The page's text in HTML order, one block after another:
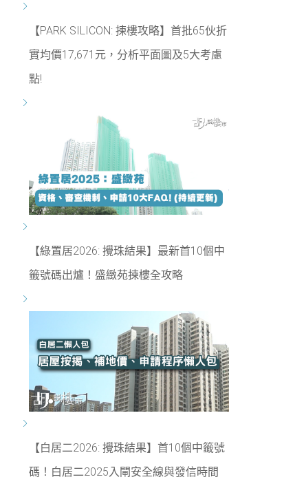
【PARK SILICON: 揀樓攻略】首批65伙折
實均價17,671元，分析平面圖及5大考慮
點!
【綠置居2026: 攪珠結果】最新首10個中
籤號碼出爐！盛緻苑揀樓全攻略
【白居二2026: 攪珠結果】首10個中籤號
碼！白居二2025入閘安全線與發信時間